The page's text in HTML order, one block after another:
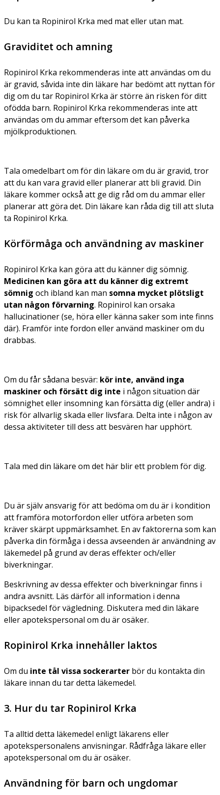
Du kan ta Ropinirol Krka med mat eller utan mat.
Graviditet och amning
Ropinirol Krka rekommenderas inte att användas om du
är gravid, såvida inte din läkare har bedömt att nyttan för
dig om du tar Ropinirol Krka är större än risken för ditt
ofödda barn. Ropinirol Krka rekommenderas inte att
användas om du ammar eftersom det kan påverka
mjölkproduktionen.
Tala omedelbart om för din läkare om du är gravid, tror
att du kan vara gravid eller planerar att bli gravid. Din
läkare kommer också att ge dig råd om du ammar eller
planerar att göra det. Din läkare kan råda dig till att sluta
ta Ropinirol Krka.
Körförmåga och användning av maskiner
Ropinirol Krka kan göra att du känner dig sömnig.
Medicinen kan göra att du känner dig extremt
sömnig och ibland kan man somna mycket plötsligt
utan någon förvarning. Ropinirol kan orsaka
hallucinationer (se, höra eller känna saker som inte finns
där). Framför inte fordon eller använd maskiner om du
drabbas.
Om du får sådana besvär: kör inte, använd inga
maskiner och försätt dig inte i någon situation där
sömnighet eller insomning kan försätta dig (eller andra) i
risk för allvarlig skada eller livsfara. Delta inte i någon av
dessa aktiviteter till dess att besvären har upphört.
Tala med din läkare om det här blir ett problem för dig.
Du är själv ansvarig för att bedöma om du är i kondition
att framföra motorfordon eller utföra arbeten som
kräver skärpt uppmärksamhet. En av faktorerna som kan
påverka din förmåga i dessa avseenden är användning av
läkemedel på grund av deras effekter och/eller
biverkningar.
Beskrivning av dessa effekter och biverkningar finns i
andra avsnitt. Läs därför all information i denna
bipacksedel för vägledning. Diskutera med din läkare
eller apotekspersonal om du är osäker.
Ropinirol Krka innehåller laktos
Om du inte tål vissa sockerarter bör du kontakta din
läkare innan du tar detta läkemedel.
3. Hur du tar Ropinirol Krka
Ta alltid detta läkemedel enligt läkarens eller
apotekspersonalens anvisningar. Rådfråga läkare eller
apotekspersonal om du är osäker.
Användning för barn och ungdomar